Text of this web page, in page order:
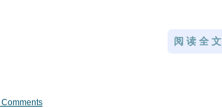
阅 读 全
Comments